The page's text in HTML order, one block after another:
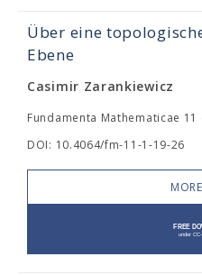
Über eine
Ebene
Casimir Zarankiewicz
Fundamenta Mathematicae 11
DOI: 10.4064/fm-11-1-19-26